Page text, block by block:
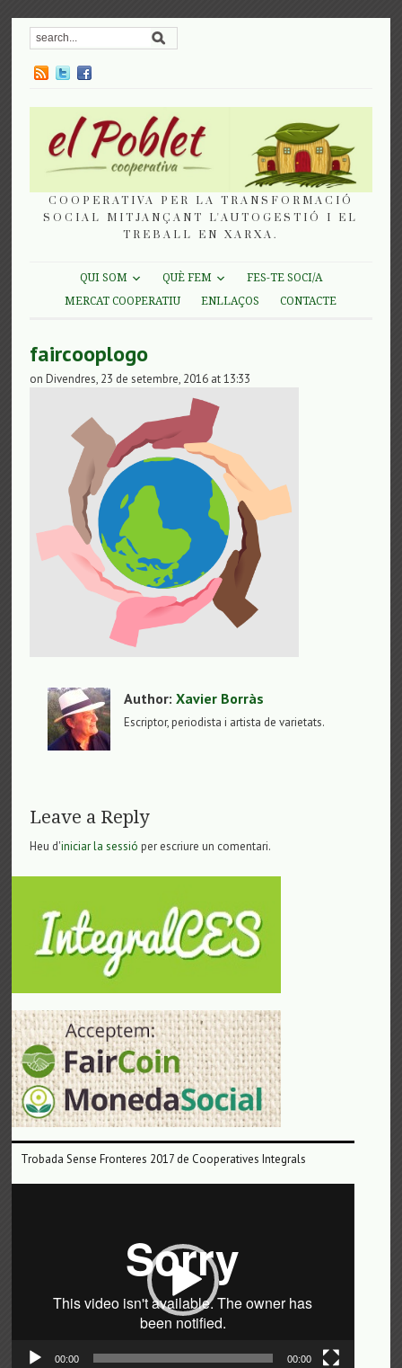
COOPERATIVA PER LA TRANSFORMACIÓ
SOCIAL MITJANÇANT L'AUTOGESTIÓ I EL
TREBALL EN XARXA.
QUI SOM QUÈ FEM
FES-TE SOCI/A
MERCAT COOPERATIU
ENLLAÇOS CONTACTE
faircooplogo
on Divendres, 23 de setembre, 2016 at 13:33
Author:Xavier Borràs
Escriptor, periodista i artista de varietats.
Leave a Reply
Heu d'iniciar la sessió per escriure un comentari.
Trobada Sense Fronteres 2017 de Cooperatives Integrals
00:00 00:00